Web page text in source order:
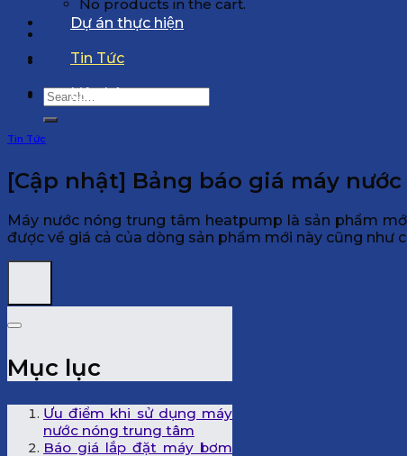
No products in the cart.
Search
for:
Dự án thực hiện
Tin Tức
Liên hệ
Tin Tức
[Cập nhật] Bảng báo giá máy
Máy nước nóng trung tâm heatpump là sản phẩm
được về giá cả của dòng sản phẩm mới này cũng như
Mục lục
Ưu điểm khi sử dụng máy
nước nóng trung tâm
Báo giá lắp đặt máy bơm